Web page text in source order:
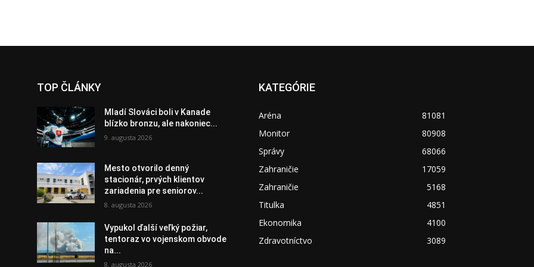
TOP ČLÁNKY
Mladí Slováci boli v Kanade
blízko bronzu, ale nakoniec...
9. augusta 2026
Mesto otvorilo denný
stacionár, prvých klientov
zariadenia pre seniorov...
8. augusta 2026
Vypukol ďalší veľký požiar,
tentoraz vo vojenskom obvode
na...
8. augusta 2026
KATEGÓRIE
Aréna
81081
Monitor
80908
Správy
68066
Zahraničie
17059
Zahraničie
5168
Titulka
4851
Ekonomika
4100
Zdravotníctvo
3089